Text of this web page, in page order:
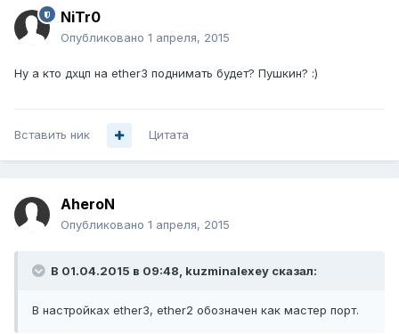
NiTr0
Опубликовано 1 апреля, 2015
Ну а кто дхцп на ether3 поднимать будет? Пушкин? :)
Вставить ник Цитата
AheroN
Опубликовано 1 апреля, 2015
В 01.04.2015 в 09:48, kuzminalexey сказал:
В настройках ether3, ether2 обозначен как мастер порт.